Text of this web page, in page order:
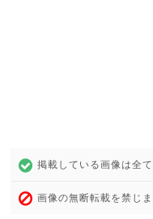
掲載している画像は全
画像の無断転載を禁じま